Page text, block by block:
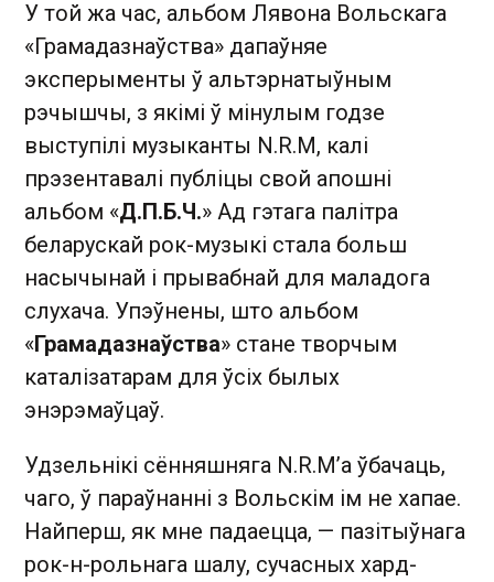
У той жа час, альбом Лявона Вольскага
«Грамадазнаўства» дапаўняе
эксперыменты ў альтэрнатыўным
рэчышчы, з якімі ў мінулым годзе
выступілі музыканты N.R.M, калі
прэзентавалі публіцы свой апошні
альбом «Д.П.Б.Ч.» Ад гэтага палітра
беларускай рок-музыкі стала больш
насычынай і прывабнай для маладога
слухача. Упэўнены, што альбом
«Грамадазнаўства» стане творчым
каталізатарам для ўсіх былых
энэрэмаўцаў.
Удзельнікі сённяшняга N.R.M’а ўбачаць,
чаго, ў параўнанні з Вольскім ім не хапае.
Найперш, як мне падаецца, — пазітыўнага
рок-н-рольнага шалу, сучасных хард-